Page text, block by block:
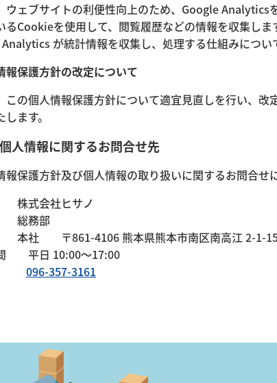
ウェブサイトの利便性向上のため、Google
るCookieを使用して、閲覧履歴などの情報を収集しま
が統計情報を収集し、処理する仕組みについ
保護方針の改定について
この個人情報保護方針について適宜見直しを行い、
ます。
人情報に関するお問合せ先
報保護方針及び個人情報の取り扱いに関するお問合せ
式会社ヒサノ
総務部
社 〒861-4106 熊本県熊本市南区南高江 2-1-
平日 10:00～17:00
096-357-3161